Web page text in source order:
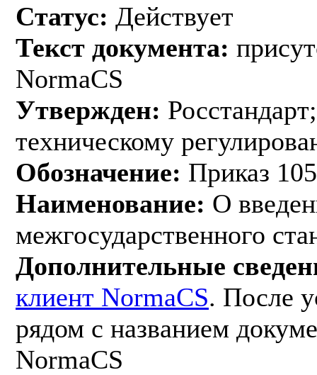
Статус: Действует
Текст документа:
NormaCS
Утвержден:
техническому
Обозначение: Приказ
Наименование: О
межгосударственного
Дополнительные
клиент NormaCS. После
рядом с названием
NormaCS